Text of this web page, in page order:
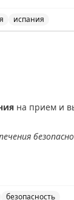
испания
на прием и
безопасность